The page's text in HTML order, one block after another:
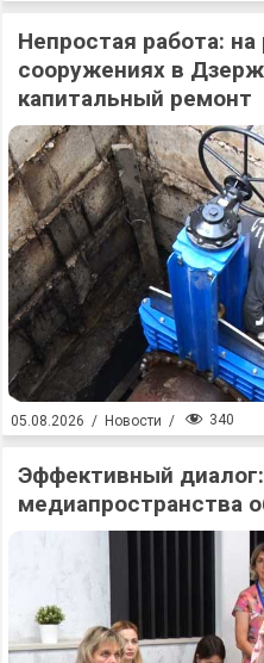
Непростая работа:
сооружениях в
капитальный ремонт
05.08.2026 / Новости / 340
Эффективный
медиапространства